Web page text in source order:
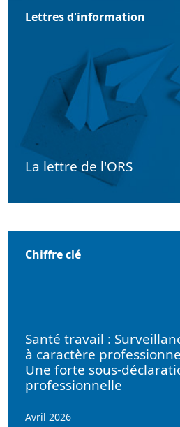
Lettres d'information
La lettre de l'ORS
Chiffre clé
Santé travail :
à caractère
Une forte sous-
professionnelle
Avril 2026